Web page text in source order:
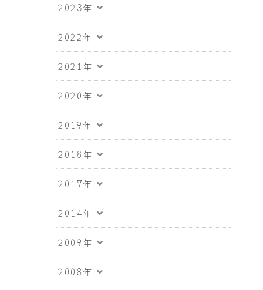
2023年
2022年
2021年
2020年
2019年
2018年
2017年
2014年
2009年
2008年